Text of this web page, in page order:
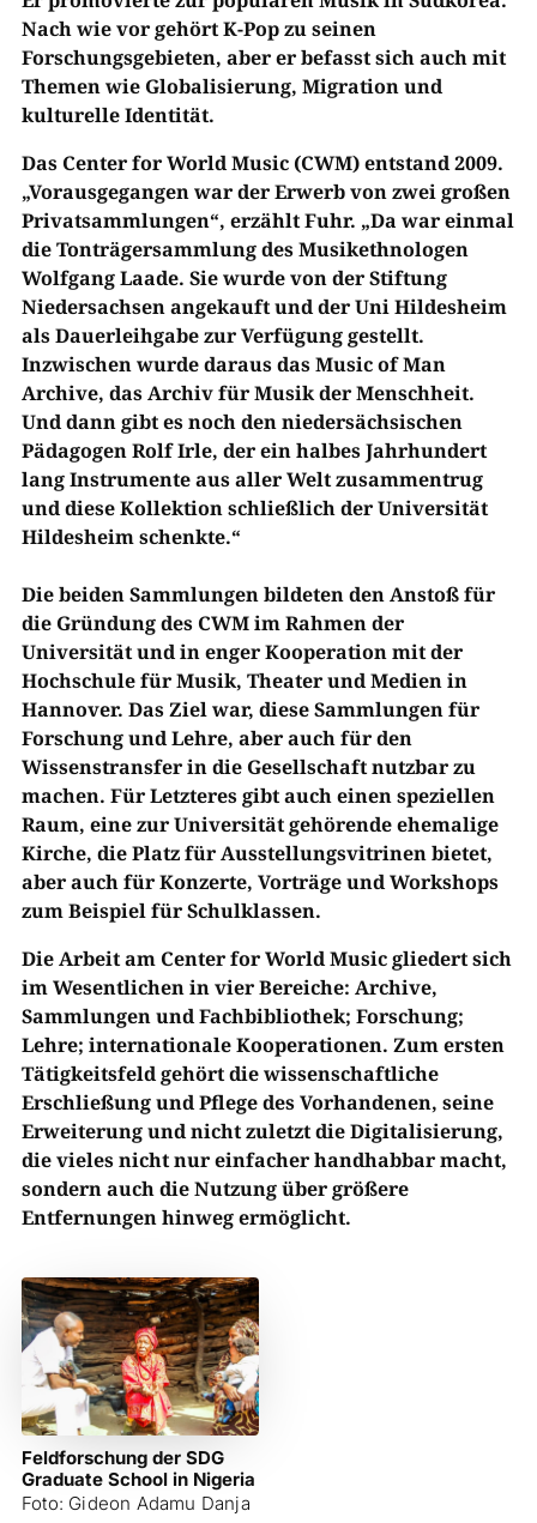
Nach wie vor gehört K-Pop zu seinen
Forschungsgebieten, aber er befasst sich auch mit
Themen wie Globalisierung, Migration und
kulturelle Identität.
Das Center for World Music (CWM) entstand 2009.
„Vorausgegangen war der Erwerb von zwei großen
Privatsammlungen“, erzählt Fuhr. „Da war einmal
die Tonträgersammlung des Musikethnologen
Wolfgang Laade. Sie wurde von der Stiftung
Niedersachsen angekauft und der Uni Hildesheim
als Dauerleihgabe zur Verfügung gestellt.
Inzwischen wurde daraus das Music of Man
Archive, das Archiv für Musik der Menschheit.
Und dann gibt es noch den niedersächsischen
Pädagogen Rolf Irle, der ein halbes Jahrhundert
lang Instrumente aus aller Welt zusammentrug
und diese Kollektion schließlich der Universität
Hildesheim schenkte.“
Die beiden Sammlungen bildeten den Anstoß für
die Gründung des CWM im Rahmen der
Universität und in enger Kooperation mit der
Hochschule für Musik, Theater und Medien in
Hannover. Das Ziel war, diese Sammlungen für
Forschung und Lehre, aber auch für den
Wissenstransfer in die Gesellschaft nutzbar zu
machen. Für Letzteres gibt auch einen speziellen
Raum, eine zur Universität gehörende ehemalige
Kirche, die Platz für Ausstellungsvitrinen bietet,
aber auch für Konzerte, Vorträge und Workshops
zum Beispiel für Schulklassen.
Die Arbeit am Center for World Music gliedert sich
im Wesentlichen in vier Bereiche: Archive,
Sammlungen und Fachbibliothek; Forschung;
Lehre; internationale Kooperationen. Zum ersten
Tätigkeitsfeld gehört die wissenschaftliche
Erschließung und Pflege des Vorhandenen, seine
Erweiterung und nicht zuletzt die Digitalisierung,
die vieles nicht nur einfacher handhabbar macht,
sondern auch die Nutzung über größere
Entfernungen hinweg ermöglicht.
Feldforschung der SDG
Graduate School in Nigeria
Foto: Gideon Adamu Danja